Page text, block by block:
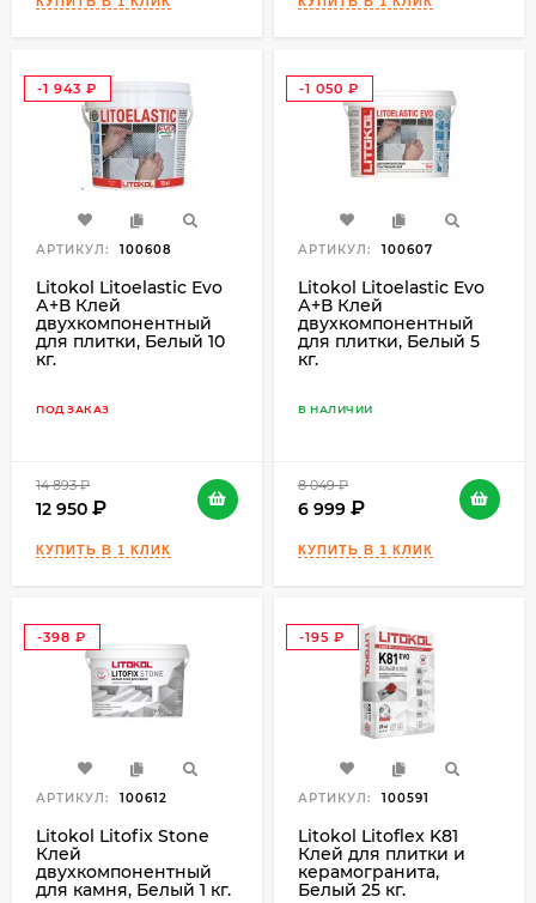
-1 943
₽
АРТИКУЛ: 100608
Litokol Litoelastic Evo
А+В Клей
двухкомпонентный
для плитки, Белый 10
кг.
ПОД ЗАКАЗ
14 893
12 950
-1 050
₽
АРТИКУЛ: 100607
Litokol Litoelastic Evo
А+В Клей
двухкомпонентный
для плитки, Белый 5
кг.
В НАЛИЧИИ
8 049
6 999
-398
₽
АРТИКУЛ: 100612
Litokol Litofix Stone
Клей
двухкомпонентный
для камня, Белый 1 кг.
-195
АРТИКУЛ: 100591
Litokol Litoflex K81
Клей для плитки и
керамогранита,
Белый 25 кг.